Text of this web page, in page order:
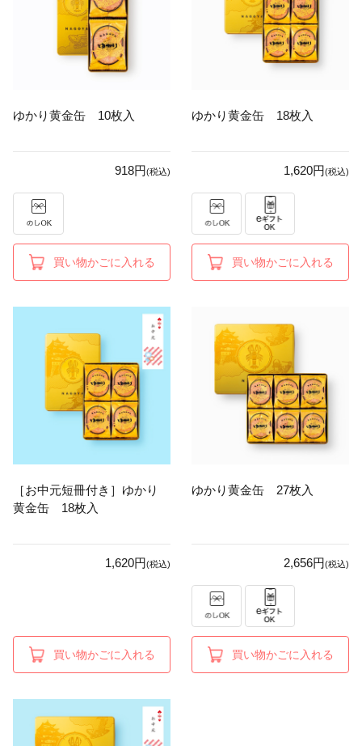
ゆかり黄金缶 10枚入
918円(税込)
買い物かごに入れる
ゆかり黄金缶 18枚入
1,620円(税込)
買い物かごに入れる
［お中元短冊付き］ゆかり
黄金缶 18枚入
1,620円(税込)
買い物かごに入れる
ゆかり黄金缶 27枚入
2,656円(税込)
買い物かごに入れる